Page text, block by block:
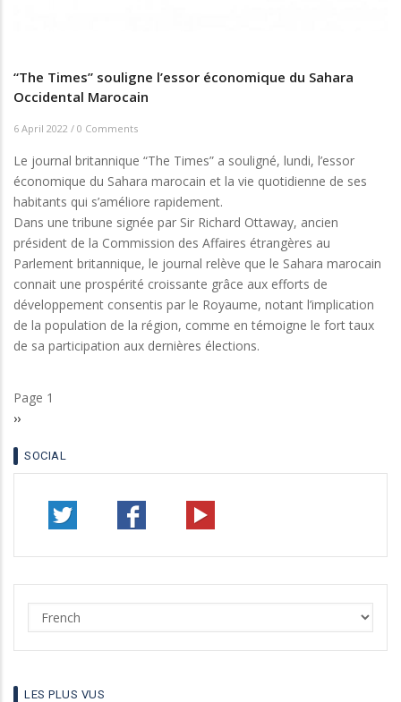
“The Times” souligne l’essor économique du Sahara
Occidental Marocain
6 April 2022 / 0 Comments
Le journal britannique “The Times” a souligné, lundi, l’essor
économique du Sahara marocain et la vie quotidienne de ses
habitants qui s’améliore rapidement.
Dans une tribune signée par Sir Richard Ottaway, ancien
président de la Commission des Affaires étrangères au
Parlement britannique, le journal relève que le Sahara marocain
connait une prospérité croissante grâce aux efforts de
développement consentis par le Royaume, notant l’implication
de la population de la région, comme en témoigne le fort taux
de sa participation aux dernières élections.
Pagination
Page 1
Page
››
SOCIAL
Select
your
language
LES PLUS VUS